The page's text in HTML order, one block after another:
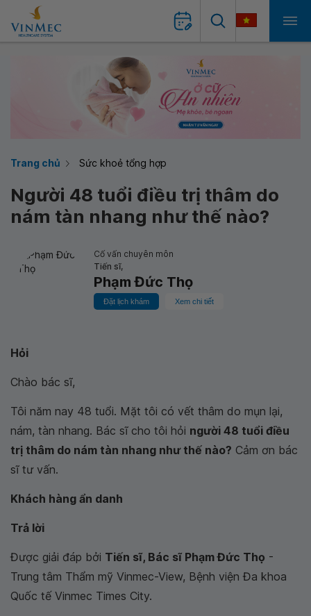
Trang chủ Sức khoẻ tổng hợp
Người 48 tuổi điều trị thâm do
nám tàn nhang như thế nào?
Cố vấn chuyên môn
Tiến sĩ,
Phạm Đức Thọ
Đặt lịch khám Xem chi tiết
Hỏi
Chào bác sĩ,
Tôi năm nay 48 tuổi. Mặt tôi có vết thâm do mụn lại,
nám, tàn nhang. Bác sĩ cho tôi hỏi người 48 tuổi điều
trị thâm do nám tàn nhang như thế nào? Cảm ơn bác
sĩ tư vấn.
Khách hàng ẩn danh
Trả lời
Được giải đáp bởi Tiến sĩ, Bác sĩ Phạm Đức Thọ -
Trung tâm Thẩm mỹ Vinmec-View, Bệnh viện Đa khoa
Quốc tế Vinmec Times City.